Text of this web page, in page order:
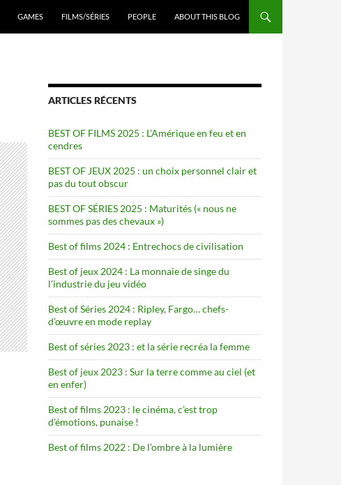
GAMES FILMS/SÉRIES PEOPLE ABOUT THIS BLOG
ARTICLES RÉCENTS
BEST OF FILMS 2025 : L’Amérique en feu et en
cendres
BEST OF JEUX 2025 : un choix personnel clair et
pas du tout obscur
BEST OF SÉRIES 2025 : Maturités (« nous ne
sommes pas des chevaux »)
Best of films 2024 : Entrechocs de civilisation
Best of jeux 2024 : La monnaie de singe du
l’industrie du jeu vidéo
Best of Séries 2024 : Ripley, Fargo… chefs-
d’œuvre en mode replay
Best of séries 2023 : et la série recréa la femme
Best of jeux 2023 : Sur la terre comme au ciel (et
en enfer)
Best of films 2023 : le cinéma, c’est trop
d’émotions, punaise !
Best of films 2022 : De l’ombre à la lumière